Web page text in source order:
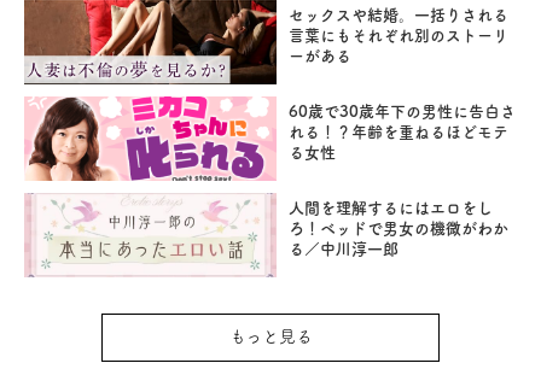
セックスや結婚。一括りされる
言葉にもそれぞれ別のストーリ
ーがある
60歳で30歳年下の男性に告白さ
れる！？年齢を重ねるほどモテ
る女性
人間を理解するにはエロをし
ろ！ベッドで男女の機微がわか
る／中川淳一郎
もっと見る